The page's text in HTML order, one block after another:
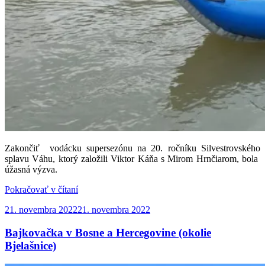
Zakončiť vodácku supersezónu na 20. ročníku Silvestrovského
splavu Váhu, ktorý založili Viktor Káňa s Mirom Hrnčiarom, bola
úžasná výzva.
Pokračovať v čítaní„Silvestrovský
Váhu
Publikované
21. novembra 202221. novembra 2022
Bajkovačka v Bosne a Hercegovine (okolie
Bjelašnice)